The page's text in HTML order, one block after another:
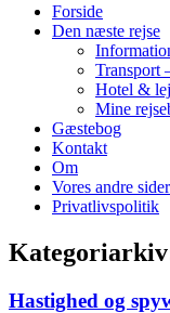
Forside
Den næste rejse
Transport
Hotel &
Mine
Gæstebog
Kontakt
Om
Vores andre sider
Privatlivspolitik
Hastighed og